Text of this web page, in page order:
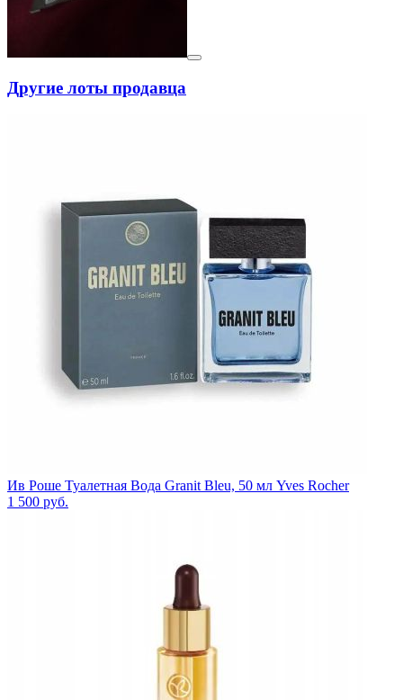
Другие лоты продавца
Ив Роше Туалетная Вода Granit Bleu, 50 мл Yves Rocher
1 500 руб.